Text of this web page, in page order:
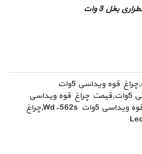
فروش چراغ قوه ویداسی 5وات,چراغ قوه ویداسی 5وات
اصفهان,قیمت چراغ قوه ویداسی 5وات,قیمت چراغ قوه ویداسی
5وات Wd-562s,فروش چراغ قوه ویداسی 5وات Wd-562s,چراغ